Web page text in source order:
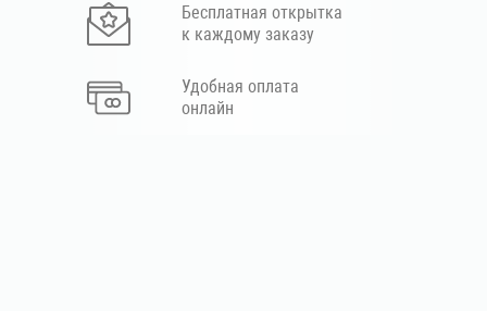
Бесплатная открытка
к каждому заказу
Удобная оплата
онлайн